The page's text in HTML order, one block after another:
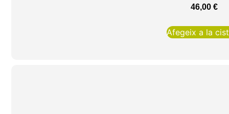
46,00€
Afegeix a la